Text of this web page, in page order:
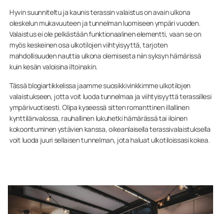
Hyvin suunniteltu ja kaunis terassin valaistus on avain ulkona
oleskelun mukavuuteen ja tunnelman luomiseen ympäri vuoden.
Valaistus ei ole pelkästään funktionaalinen elementti, vaan se on
myös keskeinen osa ulkotilojen viihtyisyyttä, tarjoten
mahdollisuuden nauttia ulkona olemisesta niin syksyn hämärissä
kuin kesän valoisina iltoinakin.
Tässä blogiartikkelissa jaamme suosikkivinkkimme ulkotilojen
valaistukseen, jotta voit luoda tunnelmaa ja viihtyisyyttä terassillesi
ympärivuotisesti. Olipa kyseessä sitten romanttinen illallinen
kynttilänvalossa, rauhallinen lukuhetki hämärässä tai iloinen
kokoontuminen ystävien kanssa, oikeanlaisella terassivalaistuksella
voit luoda juuri sellaisen tunnelman, jota haluat ulkotiloissasi kokea.